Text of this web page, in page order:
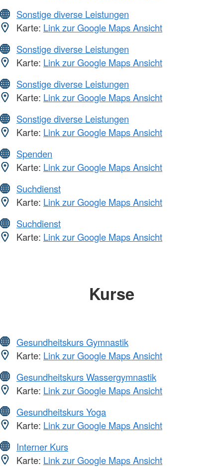
Sonstige diverse Leistungen
Karte: Link zur Google Maps Ansicht
Sonstige diverse Leistungen
Karte: Link zur Google Maps Ansicht
Sonstige diverse Leistungen
Karte: Link zur Google Maps Ansicht
Sonstige diverse Leistungen
Karte: Link zur Google Maps Ansicht
Spenden
Karte: Link zur Google Maps Ansicht
Suchdienst
Karte: Link zur Google Maps Ansicht
Suchdienst
Karte: Link zur Google Maps Ansicht
Kurse
Gesundheitskurs Gymnastik
Karte: Link zur Google Maps Ansicht
Gesundheitskurs Wassergymnastik
Karte: Link zur Google Maps Ansicht
Gesundheitskurs Yoga
Karte: Link zur Google Maps Ansicht
Interner Kurs
Karte: Link zur Google Maps Ansicht